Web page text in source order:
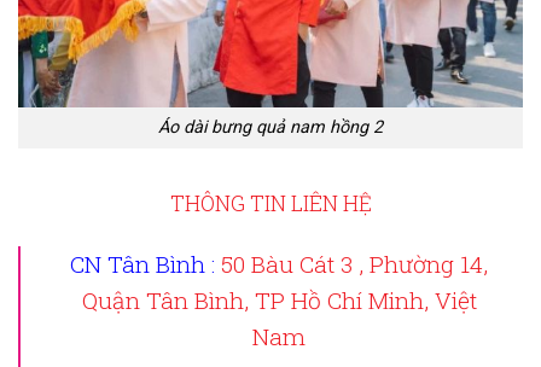
Áo dài bưng quả nam hồng 2
THÔNG TIN LIÊN HỆ
CN Tân Bình : 50 Bàu Cát 3 , Phường 14,
Quận Tân Bình, TP Hồ Chí Minh, Việt
Nam